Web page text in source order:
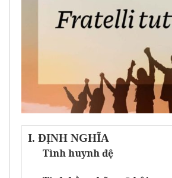
I. ĐỊNH NGHĨA
Tình huynh đệ